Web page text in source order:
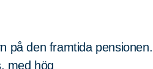
på den framtida pensionen.
med hög